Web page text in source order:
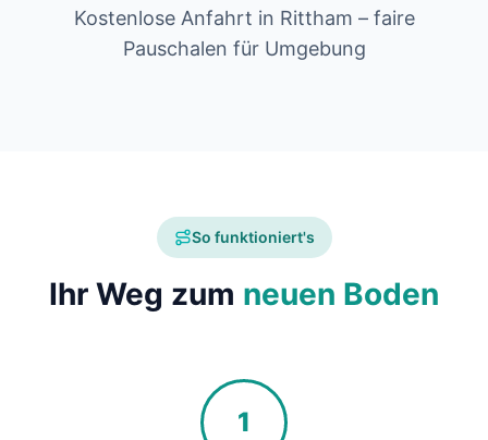
Kostenlose Anfahrt in Rittham – faire
Pauschalen für Umgebung
So funktioniert's
Ihr Weg zum neuen Boden
1